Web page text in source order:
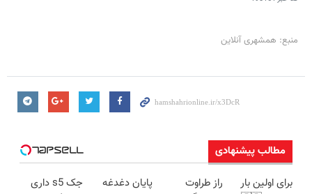
منبع: همشهری آنلاین
مطالب پیشنهادی
برای اولین بار
راز طراوت
پایان دغدغه
جک s5 داری